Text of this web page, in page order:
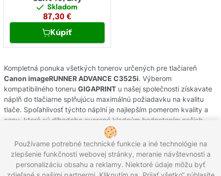
Skladom
87,30 €
Kúpiť
Kompletná ponuka všetkých tonerov určených pre tlačiareň
Canon imageRUNNER ADVANCE C3525i. Výberom
kompatibilného toneru GIGAPRINT u našej společnosti získavate
náplň do tlačiarne splňujúcu maximálnú požiadavku na kvalitu
tlače. Spoľahlivosť týchto náplní je najlepším pomerom kvality a
ceny, ktoré sú dlhodobo overené kladným hodnotením našich
zákazníkov. Originálne tonery od výrobcov
oficiálnej slovenskej distribúcie s garanciou pôvodu. Potrebujete
poradiť s výberom náplní do Vašej tlačiarne, kontaktujte náš
zákaznícky servis, kde Vám radi pomôžeme.
Používame potrebné technické funkcie a iné technológie na
zlepšenie funkčnosti webovej stránky, meranie návštevnosti a
personalizáciu obsahu a reklamy. Niektoré údaje môžu byť